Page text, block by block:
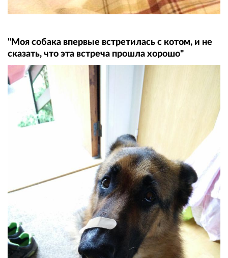
"Моя собака впервые встретилась с котом, и не
сказать, что эта встреча прошла хорошо"